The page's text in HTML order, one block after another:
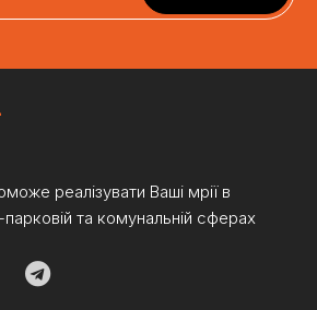
реалізувати Ваші мрії в
та комунальній сферах